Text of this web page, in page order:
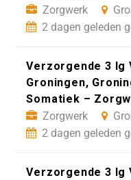
Zorgwerk
2 dagen geleden
Verzorgende 3 Ig
Groningen,
Somatiek –
Zorgwerk
2 dagen geleden
Verzorgende 3 Ig